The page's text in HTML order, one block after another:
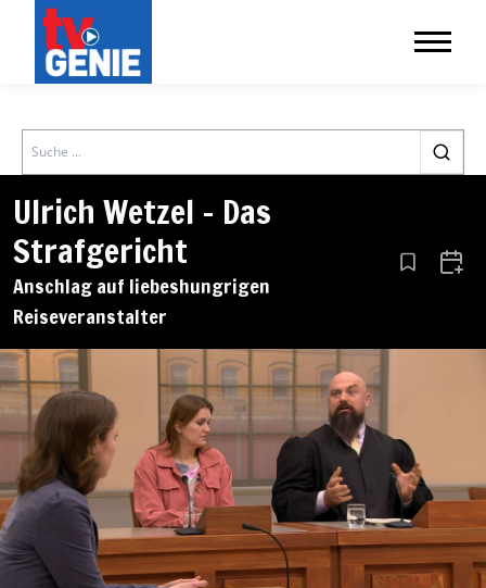
Search
Ulrich Wetzel – Das
Strafgericht
Anschlag auf liebeshungrigen
Reiseveranstalter
Aus den